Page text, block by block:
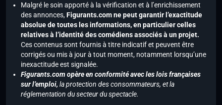
Malgré le soin apporté à la vérification et à l’enrichissement
des annonces,Figurants.com ne peut garantir l’exactitude
absolue de toutes les informations, en particulier celles
relatives à l’identité des comédiens associés à un projet.
Ces contenus sont fournis à titre indicatif et peuvent être
corrigés ou mis à jour à tout moment, notamment lorsqu’une
inexactitude est signalée.
Figurants.com opère en conformité avec les lois françaises
sur l’emploi, la protection des consommateurs, et la
réglementation du secteur du spectacle.